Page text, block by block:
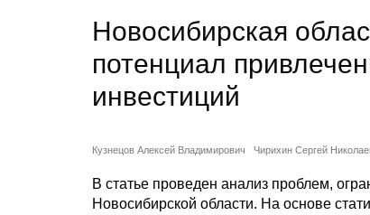
Новосибирская
потенциал
инвестиций
Кузнецов Алексей Владимирович Чирихин Сергей
В статье проведен анализ проблем,
Новосибирской области. На основе